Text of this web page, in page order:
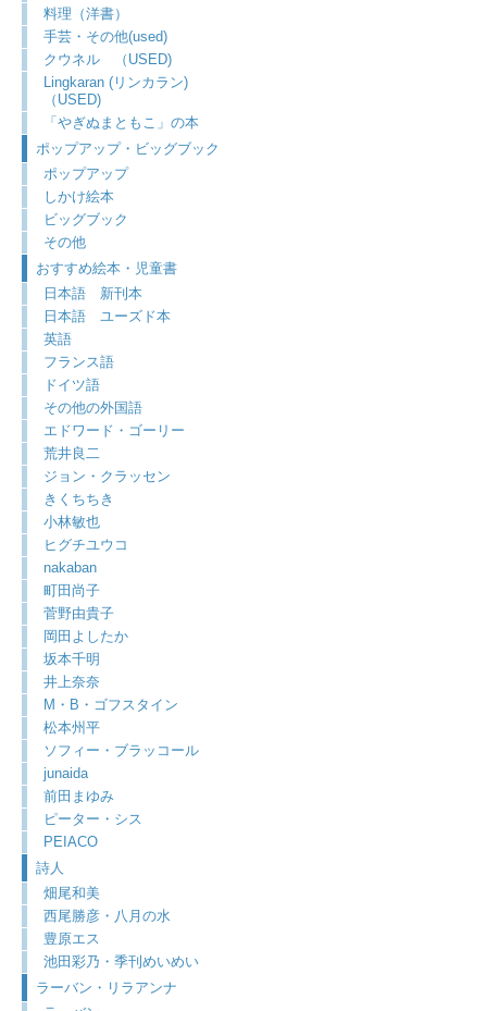
料理（洋書）
手芸・その他(used)
クウネル （USED)
Lingkaran (リンカラン)
（USED)
「やぎぬまともこ」の本
ポップアップ・ビッグブック
ポップアップ
しかけ絵本
ビッグブック
その他
おすすめ絵本・児童書
日本語 新刊本
日本語 ユーズド本
英語
フランス語
ドイツ語
その他の外国語
エドワード・ゴーリー
荒井良二
ジョン・クラッセン
きくちちき
小林敏也
ヒグチユウコ
nakaban
町田尚子
菅野由貴子
岡田よしたか
坂本千明
井上奈奈
M・B・ゴフスタイン
松本州平
ソフィー・ブラッコール
junaida
前田まゆみ
ピーター・シス
PEIACO
詩人
畑尾和美
西尾勝彦・八月の水
豊原エス
池田彩乃・季刊めいめい
ラーバン・リラアンナ